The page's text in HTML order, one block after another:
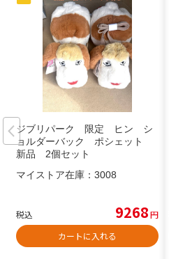
ジブリパーク 限定 ヒン シ
ョルダーバック ポシェット
新品 2個セット
マイストア在庫： 3008
税込 9268円
カートに入れる